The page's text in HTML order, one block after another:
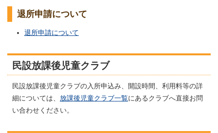
退所申請について
退所申請について
民設放課後児童クラブ
民設放課後児童クラブの入所申込み、開設時間、利用料等の詳
細については、 放課後児童クラブ一覧にあるクラブへ直接お問
い合わせください。